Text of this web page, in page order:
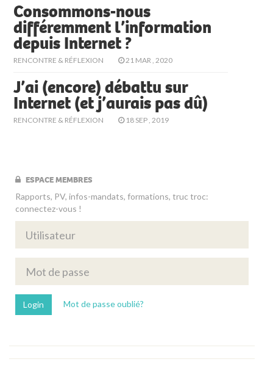
Consommons-nous
différemment l’information
depuis Internet ?
RENCONTRE & RÉFLEXION 21 MAR , 2020
J’ai (encore) débattu sur
Internet (et j’aurais pas dû)
RENCONTRE & RÉFLEXION 18 SEP , 2019
ESPACE MEMBRES
Rapports, PV, infos-mandats, formations, truc troc:
connectez-vous !
Mot de passe oublié?